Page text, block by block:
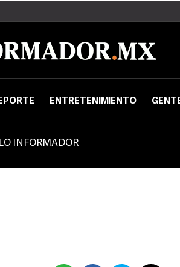
ENTRETENIMIENTO
INFORMADOR